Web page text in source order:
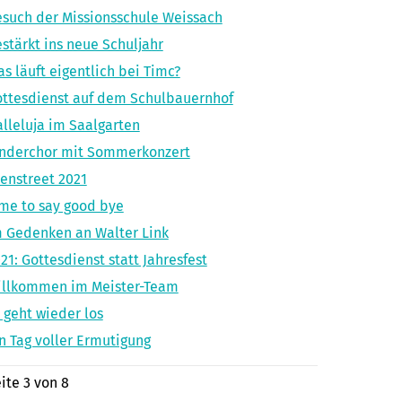
der Missionsschule Weissach
ins neue Schuljahr
läuft eigentlich bei Timc?
auf dem Schulbauernhof
im Saalgarten
mit Sommerkonzert
2021
to say good bye
Gedenken an Walter Link
Gottesdienst statt Jahresfest
im Meister-Team
geht wieder los
Tag voller Ermutigung
3 von 8